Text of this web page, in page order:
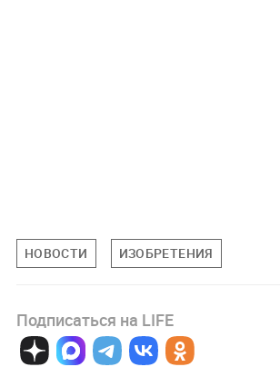
НОВОСТИ ИЗОБРЕТЕНИЯ
Подписаться на LIFE